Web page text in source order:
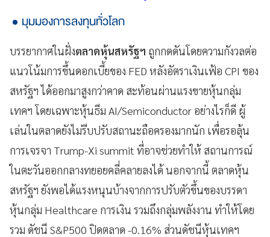
มุมมองการลงทุนทั่วโลก
บรรยากาศในฝั่งตลาดหุ้นสหรัฐฯ ถูกกดดันโดยความกังวลต่อ
แนวโน้มการขึ้นดอกเบี้ยของ FED หลังอัตราเงินเฟ้อ CPI ของ
สหรัฐฯ ได้ออกมาสูงกว่าคาด สะท้อนผ่านแรงขายหุ้นกลุ่ม
เทคฯ โดยเฉพาะหุ้นธีม AI/Semiconductor อย่างไรก็ดี ผู้
เล่นในตลาดยังไม่รีบปรับสถานะถือครองมากนัก เพื่อรอลุ้น
การเจรจา Trump-Xi summit ที่อาจช่วยทำให้ สถานการณ์
ในตะวันออกกลางทยอยคลี่คลายลงได้ นอกจากนี้ ตลาดหุ้น
สหรัฐฯ ยังพอได้แรงหนุนบ้างจากการปรับตัวขึ้นของบรรดา
หุ้นกลุ่ม Healthcare การเงิน รวมถึงกลุ่มพลังงาน ทำให้โดย
รวม ดัชนี S&P500 ปิดตลาด -0.16% ส่วนดัชนีหุ้นเทคฯ